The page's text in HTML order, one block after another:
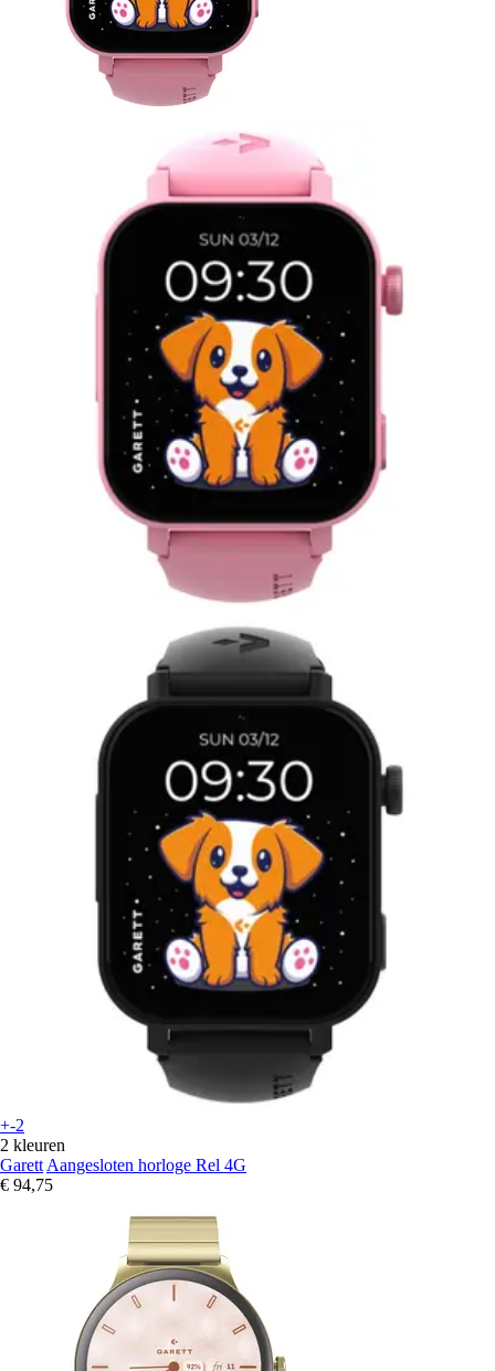
+-2
2 kleuren
Garett Aangesloten horloge Rel 4G
€ 94,75